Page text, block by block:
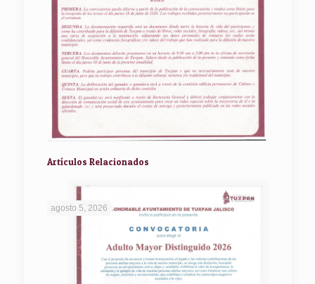
Artículos Relacionados
agosto 5, 2026